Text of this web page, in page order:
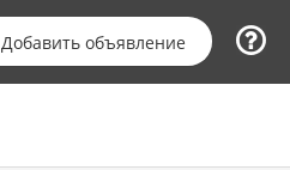
Добавить объявление